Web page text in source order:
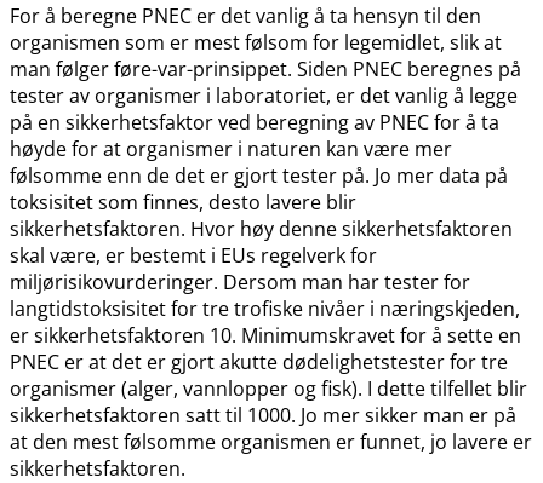
For å beregne PNEC er det vanlig å ta hensyn til den
organismen som er mest følsom for legemidlet, slik at
man følger føre-var-prinsippet. Siden PNEC beregnes på
tester av organismer i laboratoriet, er det vanlig å legge
på en sikkerhetsfaktor ved beregning av PNEC for å ta
høyde for at organismer i naturen kan være mer
følsomme enn de det er gjort tester på. Jo mer data på
toksisitet som finnes, desto lavere blir
sikkerhetsfaktoren. Hvor høy denne sikkerhetsfaktoren
skal være, er bestemt i EUs regelverk for
miljørisikovurderinger. Dersom man har tester for
langtidstoksisitet for tre trofiske nivåer i næringskjeden,
er sikkerhetsfaktoren 10. Minimumskravet for å sette en
PNEC er at det er gjort akutte dødelighetstester for tre
organismer (alger, vannlopper og fisk). I dette tilfellet blir
sikkerhetsfaktoren satt til 1000. Jo mer sikker man er på
at den mest følsomme organismen er funnet, jo lavere er
sikkerhetsfaktoren.